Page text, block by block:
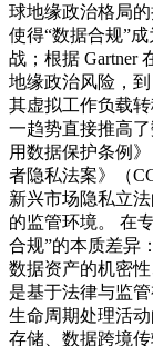
球地缘政治格局
使得“数据合规”
战；根据 Gartner
地缘政治风险，
其虚拟工作负载
一趋势直接推高
用数据保护条例
者隐私法案》（
新兴市场隐私立
的监管环境。 在
合规”的本质差异
数据资产的机密
是基于法律与监
生命周期处理活
存储、数据跨境